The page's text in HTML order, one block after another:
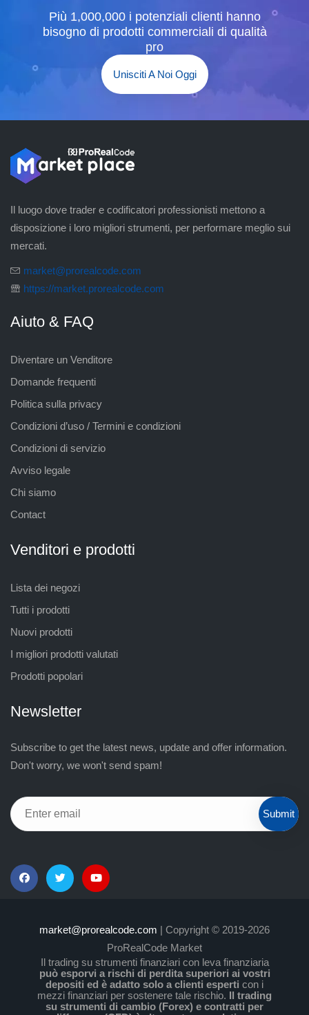
Più 1,000,000 i potenziali clienti hanno
bisogno di prodotti commerciali di qualità
pro
Unisciti A Noi Oggi
Il luogo dove trader e codificatori professionisti mettono a
disposizione i loro migliori strumenti, per performare meglio sui
mercati.
market@prorealcode.com
https://market.prorealcode.com
Aiuto & FAQ
Diventare un Venditore
Domande frequenti
Politica sulla privacy
Condizioni d’uso / Termini e condizioni
Condizioni di servizio
Avviso legale
Chi siamo
Contact
Venditori e prodotti
Lista dei negozi
Tutti i prodotti
Nuovi prodotti
I migliori prodotti valutati
Prodotti popolari
Newsletter
Subscribe to get the latest news, update and offer information.
Don't worry, we won't send spam!
Submit
market@prorealcode.com | Copyright © 2019-2026
ProRealCode Market
Il trading su strumenti finanziari con leva finanziaria
può esporvi a rischi di perdita superiori ai vostri
depositi ed è adatto solo a clienti esperti con i
mezzi finanziari per sostenere tale rischio. Il trading
su strumenti di cambio (Forex) e contratti per